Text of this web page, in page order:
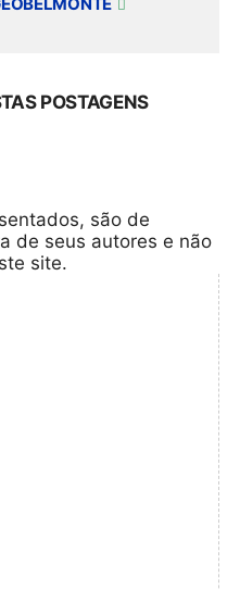
POSTAGENS
são de
de seus autores e não
site.